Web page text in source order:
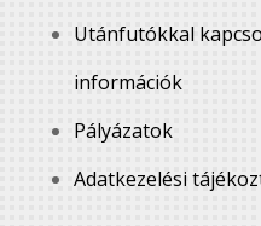
Utánfutókkal
információk
Pályázatok
Adatkezelési